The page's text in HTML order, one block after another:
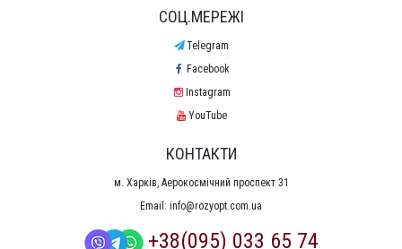
СОЦ.МЕРЕЖІ
Telegram
Facebook
Instagram
YouTube
КОНТАКТИ
м. Харків, Аерокосмічний проспект 31
Email: info@rozyopt.com.ua
+38(095) 033 65 74